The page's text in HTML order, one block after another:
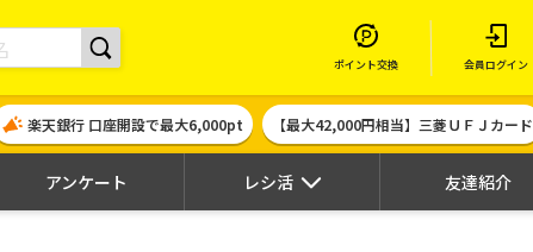
イントサイト | ハピタス
ポイント交換 会員ログイン
楽天銀行 口座開設で最大6,000pt 【最大42,000円相当】三菱ＵＦＪカード
アンケート レシ活 友達紹介